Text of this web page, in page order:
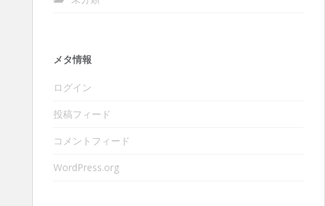
メタ情報
ログイン
投稿フィード
コメントフィード
WordPress.org